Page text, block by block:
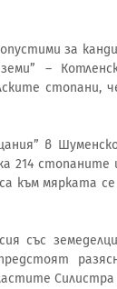
за
–
стопани,
в
214
към мярката
със
Силистра